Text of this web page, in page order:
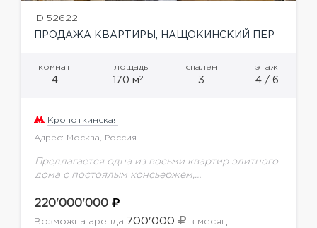
ID 52622
ПРОДАЖА КВАРТИРЫ, НАЩОКИНСКИЙ ПЕР
комнат
4
площадь
170 м2
спален
3
этаж
4 / 6
Кропоткинская
Адрес: Москва, Россия
Предлагается одна из восьми квартир элитного
дома с постоялым консьержем,
видеонаблюдением, комнатой ожидания для
водителей и других служащих.Планировка: три
220'000'000
Возможна аренда 700'000 в месяц